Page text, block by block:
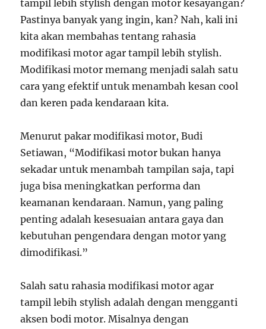
tampil lebih stylish dengan motor kesayangan?
Pastinya banyak yang ingin, kan? Nah, kali ini
kita akan membahas tentang rahasia
modifikasi motor agar tampil lebih stylish.
Modifikasi motor memang menjadi salah satu
cara yang efektif untuk menambah kesan cool
dan keren pada kendaraan kita.
Menurut pakar modifikasi motor, Budi
Setiawan, “Modifikasi motor bukan hanya
sekadar untuk menambah tampilan saja, tapi
juga bisa meningkatkan performa dan
keamanan kendaraan. Namun, yang paling
penting adalah kesesuaian antara gaya dan
kebutuhan pengendara dengan motor yang
dimodifikasi.”
Salah satu rahasia modifikasi motor agar
tampil lebih stylish adalah dengan mengganti
aksen bodi motor. Misalnya dengan